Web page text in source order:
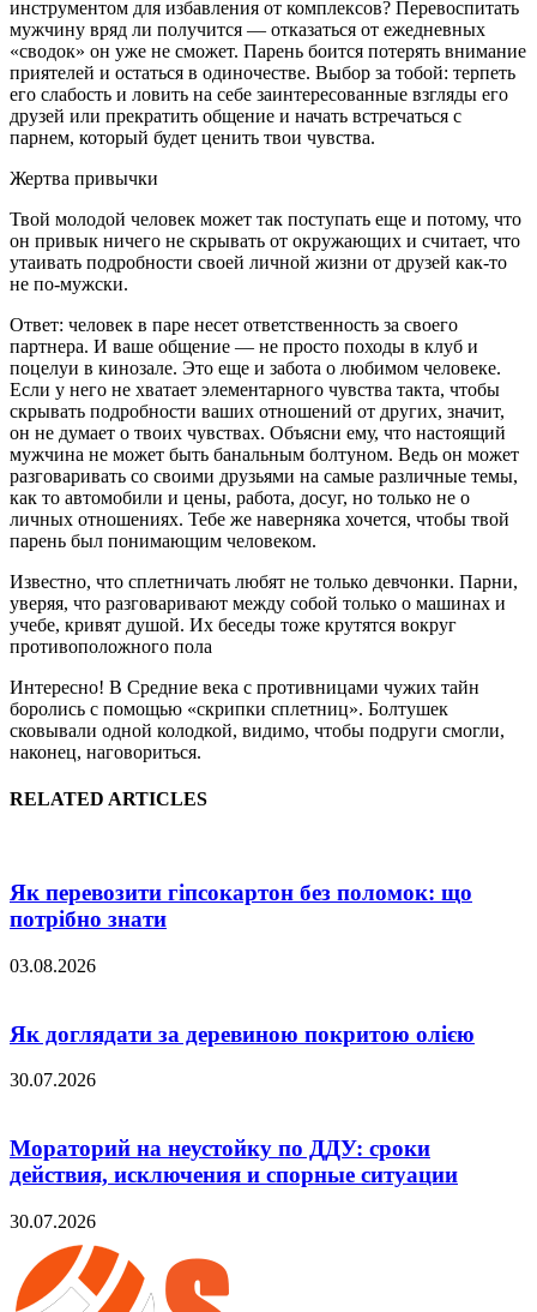
инструментом для избавления от комплексов? Перевоспитать
мужчину вряд ли получится — отказаться от ежедневных
«сводок» он уже не сможет. Парень боится потерять внимание
приятелей и остаться в одиночестве. Выбор за тобой: терпеть
его слабость и ловить на себе заинтересованные взгляды его
друзей или прекратить общение и начать встречаться с
парнем, который будет ценить твои чувства.
Жертва привычки
Твой молодой человек может так поступать еще и потому, что
он привык ничего не скрывать от окружающих и считает, что
утаивать подробности своей личной жизни от друзей как-то
не по-мужски.
Ответ: человек в паре несет ответственность за своего
партнера. И ваше общение — не просто походы в клуб и
поцелуи в кинозале. Это еще и забота о любимом человеке.
Если у него не хватает элементарного чувства такта, чтобы
скрывать подробности ваших отношений от других, значит,
он не думает о твоих чувствах. Объясни ему, что настоящий
мужчина не может быть банальным болтуном. Ведь он может
разговаривать со своими друзьями на самые различные темы,
как то автомобили и цены, работа, досуг, но только не о
личных отношениях. Тебе же наверняка хочется, чтобы твой
парень был понимающим человеком.
Известно, что сплетничать любят не только девчонки. Парни,
уверяя, что разговаривают между собой только о машинах и
учебе, кривят душой. Их беседы тоже крутятся вокруг
противоположного пола
Интересно! В Средние века с противницами чужих тайн
боролись с помощью «скрипки сплетниц». Болтушек
сковывали одной колодкой, видимо, чтобы подруги смогли,
наконец, наговориться.
RELATED ARTICLES
Як перевозити гіпсокартон без поломок: що
потрібно знати
03.08.2026
Як доглядати за деревиною покритою олією
30.07.2026
Мораторий на неустойку по ДДУ: сроки
действия, исключения и спорные ситуации
30.07.2026